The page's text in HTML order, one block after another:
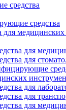
средства
средства
для
для
для
для
для
для